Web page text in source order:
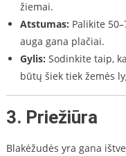
žiemai.
Atstumas: Palikite
auga gana plačiai.
Gylis: Sodinkite taip,
būtų šiek tiek žemės
3. Priežiūra
Blakėžudės yra gana